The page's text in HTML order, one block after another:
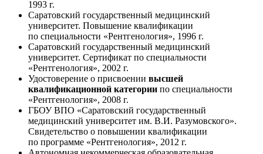
1993 г.
Саратовский государственный медицинский
университет. Повышение квалификации
по специальности «Рентгенология», 1996 г.
Саратовский государственный медицинский
университет. Сертификат по специальности
«Рентгенология», 2002 г.
Удостоверение о присвоении высшей
квалификационной категории по специальности
«Рентгенология», 2008 г.
ГБОУ ВПО «Саратовский государственный
медицинский университет им. В.И. Разумовского».
Свидетельство о повышении квалификации
по программе «Рентгенология», 2012 г.